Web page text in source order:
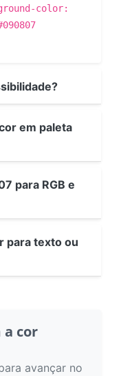
color:
em paleta
para RGB e
para texto ou
a cor
avançar no